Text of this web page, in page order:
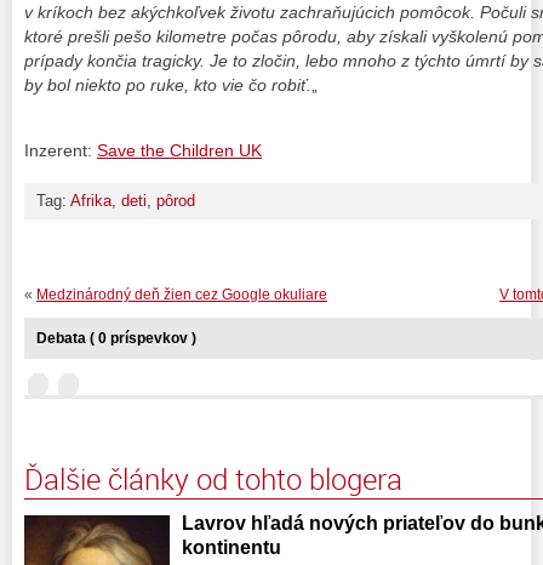
v kríkoch bez akýchkoľvek životu zachraňujúcich pomôcok. Počuli
ktoré prešli pešo kilometre počas pôrodu, aby získali vyškolenú
prípady končia tragicky. Je to zločin, lebo mnoho z týchto úmrtí by
by bol niekto po ruke, kto vie čo robiť.
Inzerent: Save the Children UK
Tag: Afrika, deti, pôrod
V
« Medzinárodný deň žien cez Google okuliare
Debata ( 0 príspevkov )
Ďalšie články od tohto blogera
Lavrov hľadá nových priateľov do
kontinentu